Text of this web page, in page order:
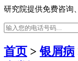
研究院提供免费咨询
首页 >银屑病